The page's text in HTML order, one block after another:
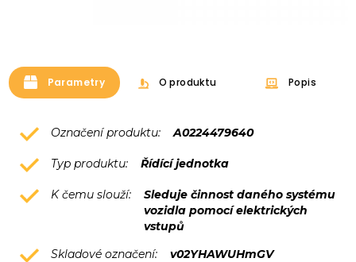
Parametry O produktu Popis
Označení produktu: A0224479640
Typ produktu: Řídící jednotka
K čemu slouží:
Sleduje činnost daného systému
vozidla pomocí elektrických
vstupů
Skladové označení:
v02YHAWUHmGV